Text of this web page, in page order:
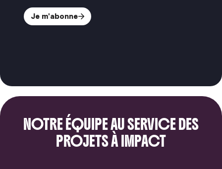
NOTRE ÉQUIPE AU SERVICE DES
PROJETS À IMPACT